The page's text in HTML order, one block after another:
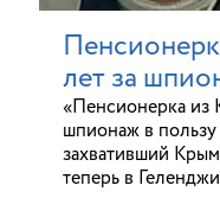
лет за
«Пенсионерка из
шпионаж в
захвативший
теперь в